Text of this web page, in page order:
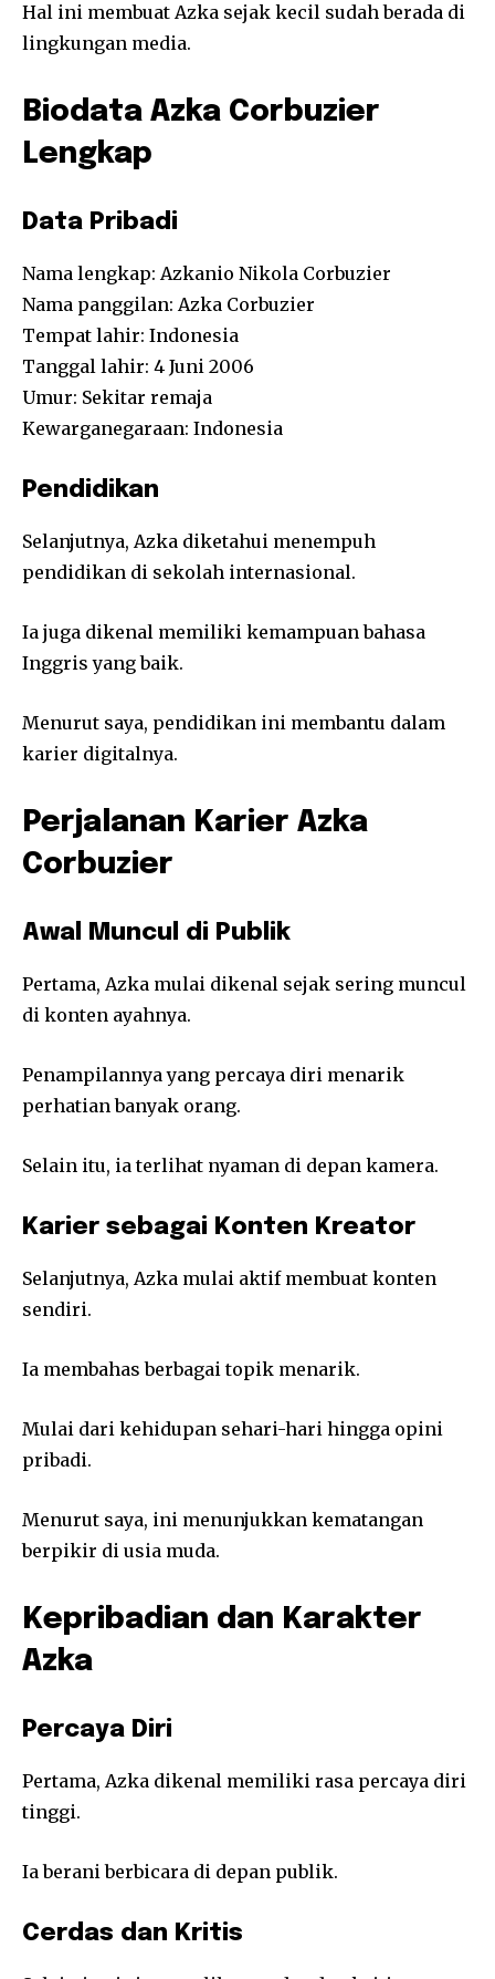
Hal ini membuat Azka sejak kecil sudah berada di
lingkungan media.
Biodata Azka Corbuzier
Lengkap
Data Pribadi
Nama lengkap: Azkanio Nikola Corbuzier
Nama panggilan: Azka Corbuzier
Tempat lahir: Indonesia
Tanggal lahir: 4 Juni 2006
Umur: Sekitar remaja
Kewarganegaraan: Indonesia
Pendidikan
Selanjutnya, Azka diketahui menempuh
pendidikan di sekolah internasional.
Ia juga dikenal memiliki kemampuan bahasa
Inggris yang baik.
Menurut saya, pendidikan ini membantu dalam
karier digitalnya.
Perjalanan Karier Azka
Corbuzier
Awal Muncul di Publik
Pertama, Azka mulai dikenal sejak sering muncul
di konten ayahnya.
Penampilannya yang percaya diri menarik
perhatian banyak orang.
Selain itu, ia terlihat nyaman di depan kamera.
Karier sebagai Konten Kreator
Selanjutnya, Azka mulai aktif membuat konten
sendiri.
Ia membahas berbagai topik menarik.
Mulai dari kehidupan sehari-hari hingga opini
pribadi.
Menurut saya, ini menunjukkan kematangan
berpikir di usia muda.
Kepribadian dan Karakter
Azka
Percaya Diri
Pertama, Azka dikenal memiliki rasa percaya diri
tinggi.
Ia berani berbicara di depan publik.
Cerdas dan Kritis